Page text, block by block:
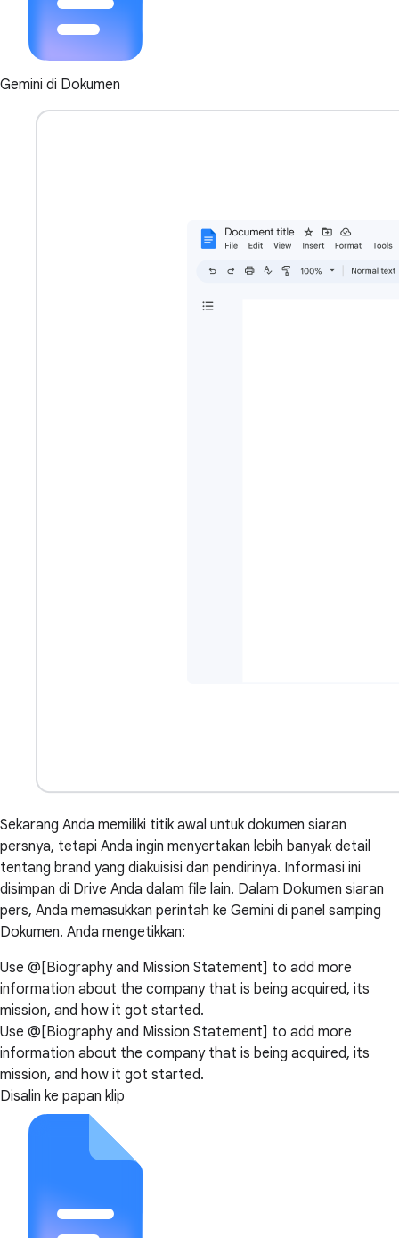
Gemini di Dokumen
Sekarang Anda memiliki titik awal untuk dokumen siaran
persnya, tetapi Anda ingin menyertakan lebih banyak detail
tentang brand yang diakuisisi dan pendirinya. Informasi ini
disimpan di Drive Anda dalam file lain. Dalam Dokumen siaran
pers, Anda memasukkan perintah ke Gemini di panel samping
Dokumen. Anda mengetikkan:
Use @[Biography and Mission Statement] to add more
information about the company that is being acquired, its
mission, and how it got started.
Use @[Biography and Mission Statement] to add more
information about the company that is being acquired, its
mission, and how it got started.
Disalin ke papan klip